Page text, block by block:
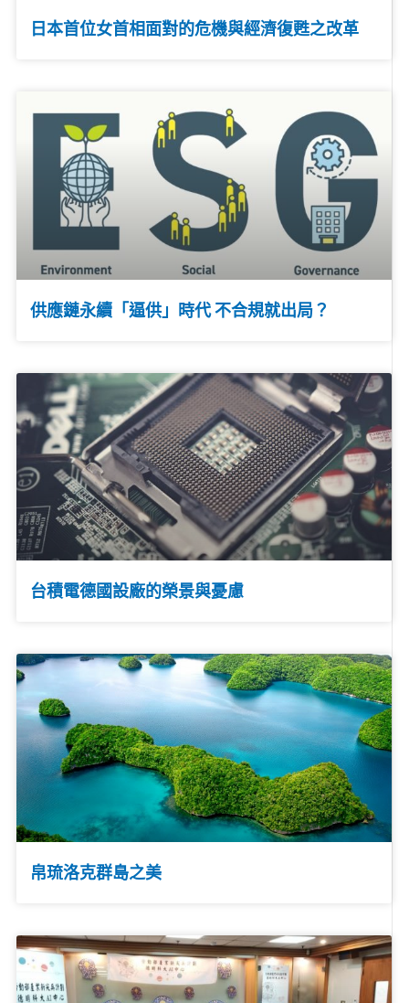
日本首位女首相面對的危機與經濟復甦之改革
供應鏈永續「逼供」時代 不合規就出局？
台積電德國設廠的榮景與憂慮
帛琉洛克群島之美